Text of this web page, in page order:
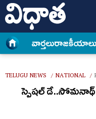
వార్త‌లు
TELUGU NEWS / NATIONAL /
స్పెషల్